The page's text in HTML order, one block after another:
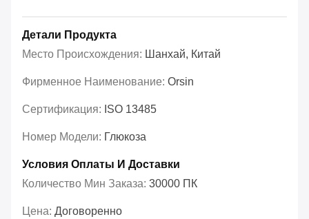
Детали Продукта
Место Происхождения: Шанхай, Китай
Фирменное Наименование: Orsin
Сертификация: ISO 13485
Номер Модели: Глюкоза
Условия Оплаты И Доставки
Количество Мин Заказа: 30000 ПК
Цена: Договоренно